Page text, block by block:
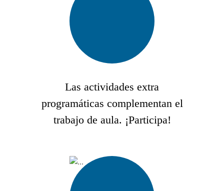
Las actividades extra
programáticas complementan el
trabajo de aula. ¡Participa!